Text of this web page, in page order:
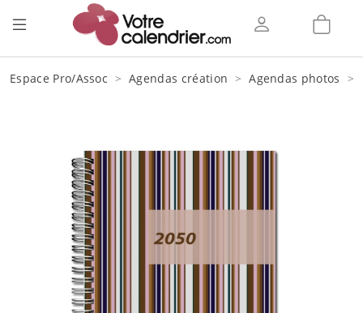
Espace Pro/Assoc Agendas création Agendas photos